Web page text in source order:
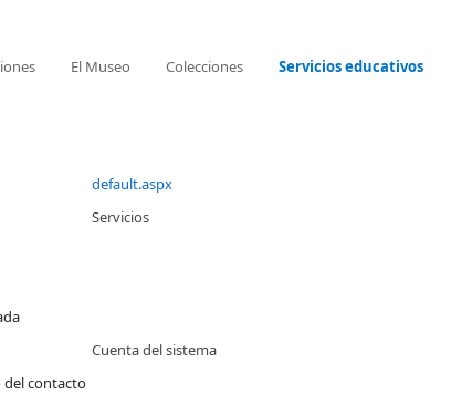
El Museo Colecciones Servicios educativos
default.aspx
Servicios
Cuenta del sistema
del contacto